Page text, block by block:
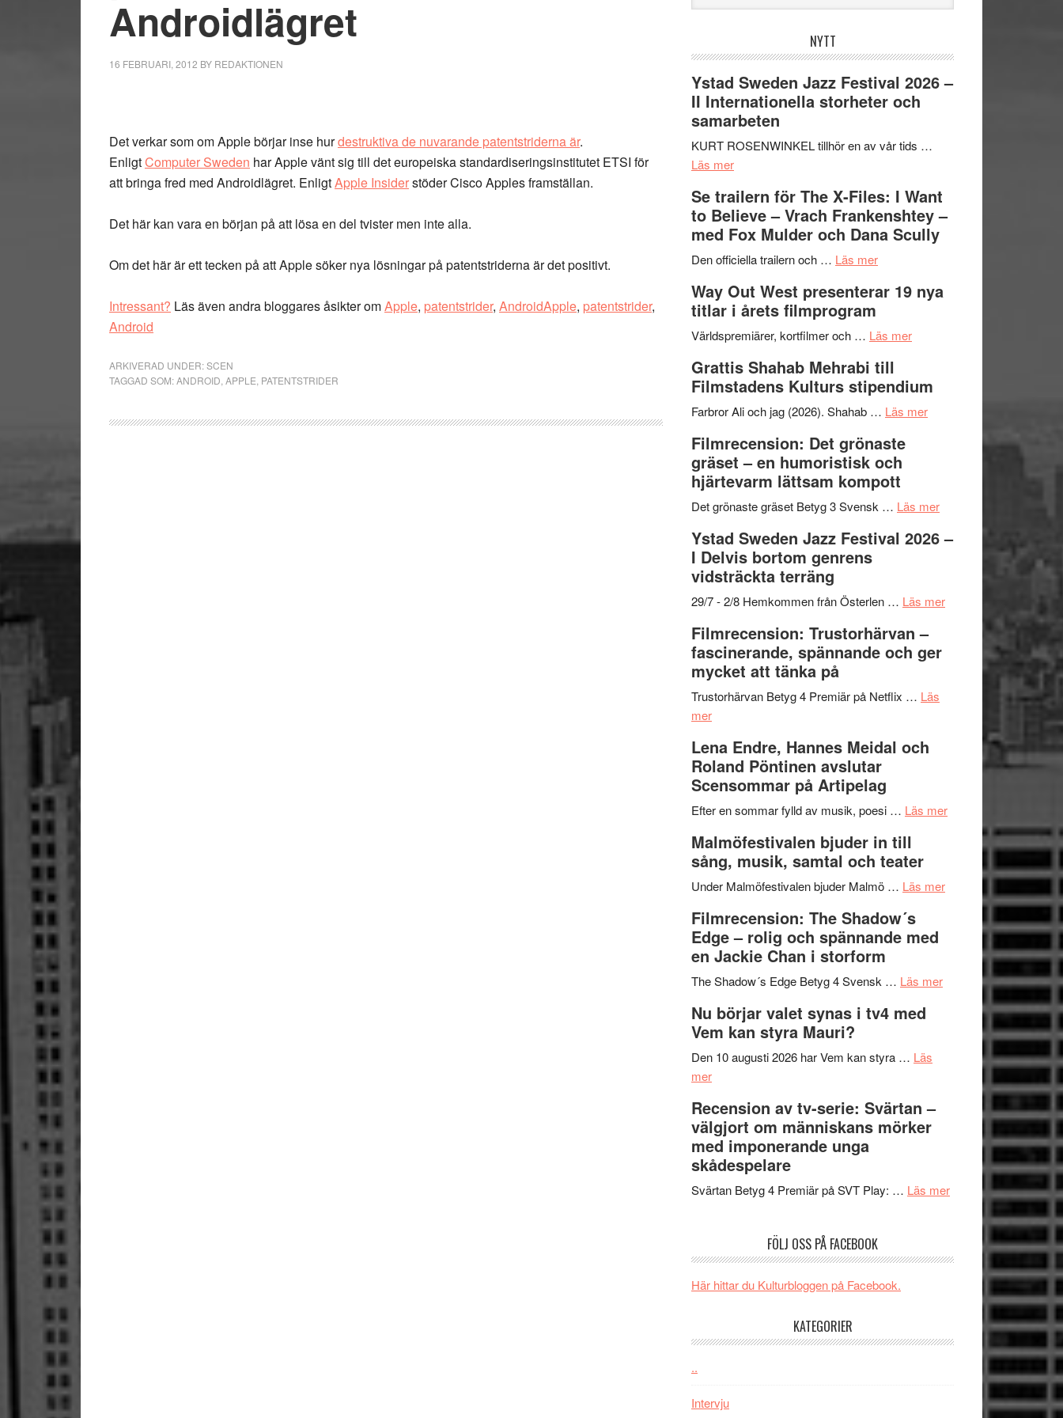
Androidlägret
16 FEBRUARI, 2012 BY REDAKTIONEN
Det verkar som om Apple börjar inse hurdestruktiva de nuvarande patentstriderna är.
EnligtComputer Sweden har Apple vänt sig till det europeiska standardiseringsinstitutet ETSI för
att bringa fred med Androidlägret. EnligtApple Insiderstöder Cisco Apples framställan.
Det här kan vara en början på att lösa en del tvister men inte alla.
Om det här är ett tecken på att Apple söker nya lösningar på patentstriderna är det positivt.
Intressant? Läs även andra bloggares åsikter omApple, patentstrider, AndroidApple, patentstrider,
Android
ARKIVERAD UNDER:SCEN
TAGGAD SOM:ANDROID APPLE PATENTSTRIDER
webbplatsen
NYTT
Ystad Sweden Jazz Festival 2026 –
II Internationella storheter och
samarbeten
KURT ROSENWINKEL tillhör en av vår tids …
Läs merom
Sweden
Jazz
Festival
2026
II
Internationella
storheter
samarbeten
Se trailern för The X-Files: I Want
to Believe – Vrach Frankenshtey –
med Fox Mulder och Dana Scully
Den officiella trailern och … Läs merom
trailern
The
Files:
I
Want
Believe
–
Vrach
Frankenshtey
med
och
Scully
Way Out West presenterar 19 nya
titlar i årets filmprogram
Världspremiärer, kortfilmer och … Läs merom
West
presenterar
årets
Grattis Shahab Mehrabi till
Filmstadens Kulturs stipendium
Farbror Ali och jag (2026). Shahab … Läs merom
Filmstadens
stipendium
Filmrecension: Det grönaste
gräset – en humoristisk och
hjärtevarm lättsam kompott
Det grönaste gräset Betyg 3 Svensk … Läs merom
Det
–
och
Ystad Sweden Jazz Festival 2026 –
I Delvis bortom genrens
vidsträckta terräng
29/7 - 2/8 Hemkommen från Österlen … Läs merom
vidsträckta
Filmrecension: Trustorhärvan –
fascinerande, spännande och ger
mycket att tänka på
Trustorhärvan Betyg 4 Premiär på Netflix … Läs
merom
Trustorhärvan
–
fascinerande,
spännande
ger
mycket
att
på
Lena Endre, Hannes Meidal och
Roland Pöntinen avslutar
Scensommar på Artipelag
Efter en sommar fylld av musik, poesi … Läs merom
Hannes
Roland
avslutar
Scensommar
Artipelag
Malmöfestivalen bjuder in till
sång, musik, samtal och teater
Under Malmöfestivalen bjuder Malmö … Läs merom
Malmöfestivalen
Filmrecension: The Shadow´s
Edge – rolig och spännande med
en Jackie Chan i storform
The Shadow´s Edge Betyg 4 Svensk … Läs merom
Filmrecension:
Shadow
spännande
en
storform
Nu börjar valet synas i tv4 med
Vem kan styra Mauri?
Den 10 augusti 2026 har Vem kan styra … Läs
merom
börjar
valet
synas
i
tv4
styra
Mauri?
Recension av tv-serie: Svärtan –
välgjort om människans mörker
med imponerande unga
skådespelare
Svärtan Betyg 4 Premiär på SVT Play: … Läs merom
serie:
Svärtan
välgjort
om
människans
mörker
FÖLJ OSS PÅ FACEBOOK
Här hittar du Kulturbloggen på Facebook.
KATEGORIER
..
Intervju